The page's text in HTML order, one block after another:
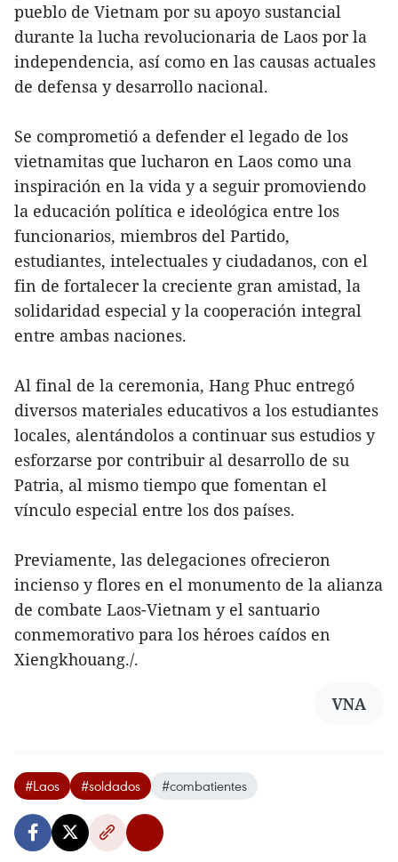
pueblo de Vietnam por su apoyo sustancial
durante la lucha revolucionaria de Laos por la
independencia, así como en las causas actuales
de defensa y desarrollo nacional.
Se comprometió a defender el legado de los
vietnamitas que lucharon en Laos como una
inspiración en la vida y a seguir promoviendo
la educación política e ideológica entre los
funcionarios, miembros del Partido,
estudiantes, intelectuales y ciudadanos, con el
fin de fortalecer la creciente gran amistad, la
solidaridad especial y la cooperación integral
entre ambas naciones.
Al final de la ceremonia, Hang Phuc entregó
diversos materiales educativos a los estudiantes
locales, alentándolos a continuar sus estudios y
esforzarse por contribuir al desarrollo de su
Patria, al mismo tiempo que fomentan el
vínculo especial entre los dos países.
Previamente, las delegaciones ofrecieron
incienso y flores en el monumento de la alianza
de combate Laos-Vietnam y el santuario
conmemorativo para los héroes caídos en
Xiengkhouang./.
VNA
#Laos #soldados #combatientes